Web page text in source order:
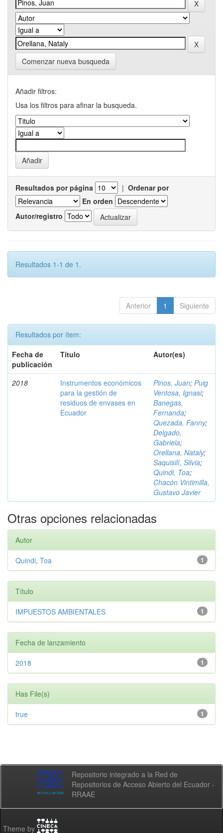
Comenzar nueva busqueda
Añadir filtros:
Usa los filtros para afinar la busqueda.
Resultados por página | Ordenar por
En orden
Autor/registro
Resultados 1-1 de 1.
Anterior 1 Siguiente
Resultados por ítem:
Fecha de
publicación
Título Autor(es)
2018
Instrumentos económicos
para la gestión de
residuos de envases en
Ecuador
Pinos, Juan; Puig
Ventosa, Ignasi;
Banegas,
Fernanda;
Quezada, Fanny;
Delgado,
Gabriela;
Orellana, Nataly;
Saquisilí, Silvia;
Quindi, Toa;
Chacón Vintimilla,
Gustavo Javier
Otras opciones relacionadas
Autor
1
Quindi, Toa
Título
1
IMPUESTOS AMBIENTALES
Fecha de lanzamiento
1
2018
Has File(s)
1
true
Repositorio integrado a la Red de
Repositorios de Acceso Abierto del Ecuador -
RRAAE
Theme by